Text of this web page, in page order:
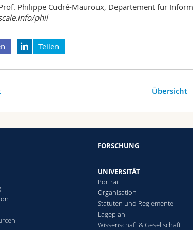
Philippe Cudré-Mauroux, Departement für
phil
Teilen
Übersicht
FORSCHUNG
UNIVERSITÄT
Portrait
Organisation
Statuten und Reglemente
Lageplan
Wissenschaft & Gesellschaft